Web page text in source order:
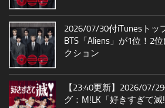
2026/07/30付iTunesトッ
BTS「Aliens」が1位！2
クション
【23:40更新】2026/07/
グ：M!LK「好きすぎて